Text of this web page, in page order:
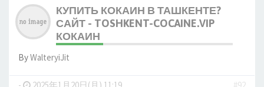
КУПИТЬ КОКАИН В ТАШКЕНТЕ?
САЙТ - TOSHKENT-COCAINE.VIP
КОКАИН
ByWalteryiJit